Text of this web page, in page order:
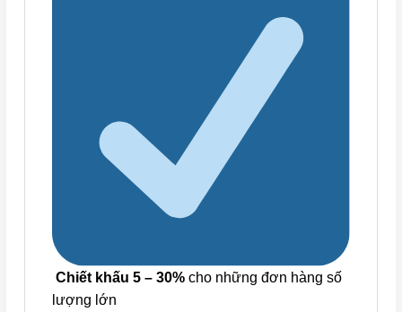
Chiết khấu 5 – 30% cho những đơn hàng số
lượng lớn